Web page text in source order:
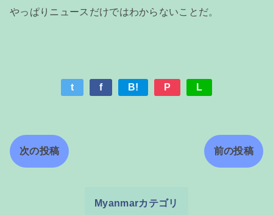
やっぱりニュースだけではわからないことだ。
t f B! P L
次の投稿 前の投稿
Myanmarカテゴリ